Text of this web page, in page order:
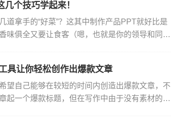
个技巧学起来！
道拿手的“好菜”？这其中制作产品PPT就好比是
味俱全又要让食客（嗯，也就是你的领导和同事
具让你轻松创作出爆款文章
望自己能够在较短的时间内创造出爆款文章，不
起一个爆款标题，但在写作中由于没有素材的积